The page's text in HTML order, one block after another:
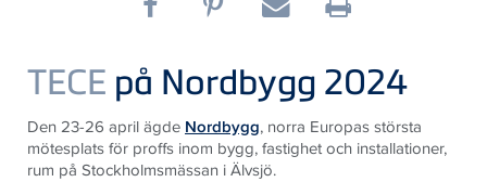
TECE på Nordbygg 2024
Den 23-26 april ägde Nordbygg, norra Europas största
mötesplats för proffs inom bygg, fastighet och installationer,
rum på Stockholmsmässan i Älvsjö.